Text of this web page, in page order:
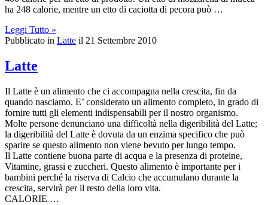
ha 248 calorie, mentre un etto di caciotta di pecora può …
Leggi Tutto »
Pubblicato in Latte il 21 Settembre 2010
Latte
Il Latte è un alimento che ci accompagna nella crescita, fin da
quando nasciamo. E’ considerato un alimento completo, in grado di
fornire tutti gli elementi indispensabili per il nostro organismo.
Molte persone denunciano una difficoltà nella digeribilità del Latte;
la digeribilità del Latte è dovuta da un enzima specifico che può
sparire se questo alimento non viene bevuto per lungo tempo.
Il Latte contiene buona parte di acqua e la presenza di proteine,
Vitamine, grassi e zuccheri. Questo alimento è importante per i
bambini perché la riserva di Calcio che accumulano durante la
crescita, servirà per il resto della loro vita.
CALORIE …